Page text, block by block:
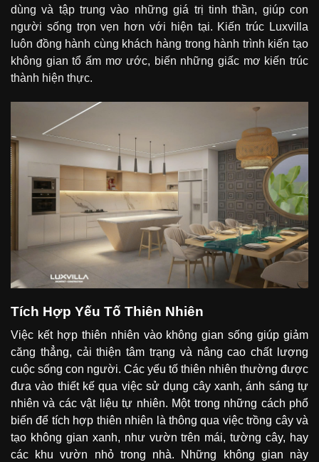
dùng và tập trung vào những giá trị tinh thần, giúp con
người sống trọn vẹn hơn với hiện tại. Kiến trúc Luxvilla
luôn đồng hành cùng khách hàng trong hành trình kiến tạo
không gian tổ ấm mơ ước, biến những giấc mơ kiến trúc
thành hiện thực.
Tích Hợp Yếu Tố Thiên Nhiên
Việc kết hợp thiên nhiên vào không gian sống giúp giảm
căng thẳng, cải thiện tâm trạng và nâng cao chất lượng
cuộc sống con người. Các yếu tố thiên nhiên thường được
đưa vào thiết kế qua việc sử dụng cây xanh, ánh sáng tự
nhiên và các vật liệu tự nhiên. Một trong những cách phổ
biến để tích hợp thiên nhiên là thông qua việc trồng cây và
tạo không gian xanh, như vườn trên mái, tường cây, hay
các khu vườn nhỏ trong nhà. Những không gian này